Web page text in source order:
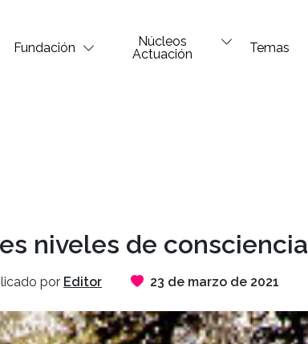
Fundación
Núcleos
Actuación
Temas
niveles de consciencia
por Editor 23 de marzo de 2021